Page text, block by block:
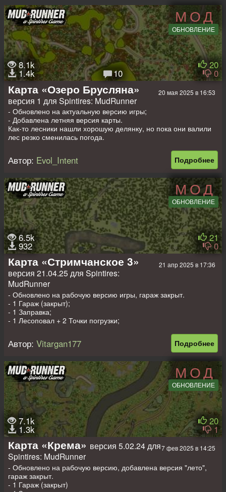
Размер карты : 800х800 метров. (лето и осень)
Всем приятных покатушек!))
МОД
ОБНОВЛЕНИЕ
8.1k
1.4k 10
20
0
20 мая 2025 в 16:53
Карта «Озеро Брусляна»
версия 1 для Spintires: MudRunner
- Обновлено на актуальную версию игры;
- Добавлена летняя версия карты.
Как-то лесники нашли хорошую делянку, но пока они валили
лес резко сменилась погода.
всю местность, но получилось так, что делянка оказалась в
самом низком месте.
Поэтому его затопило, после чего там образовалась болото.
И для того, чтобы вывезти лес, нас наняли как лучших
специалистов развести все остатки лесоповала.
P.S.: на болоте будьте бдительны, необдуманные поступки
могут привезти к сильным затруднениям (много скрытых
ловушек)!
- 1 Гараж (закрыт);
- 3 Слота для авто
- 4 Точки разведки;
- 1 Топливная станция;
- 1 Точка погрузки + 1 Погрузка брёвен + 1
Полуавтоматическая погрузка;
- 5 Лесопилок.
Размер карты: 512 на 512 метров (лето; осень)
Подробнее
Автор: Evol_Intent
МОД
ОБНОВЛЕНИЕ
6.5k
932
21
0
21 апр 2025 в 17:36
Карта «Стримчанское 3»
версия 21.04.25 для Spintires:
MudRunner
- Обновлено на рабочую версию игры, гараж закрыт.
- 1 Гараж (закрыт);
- 1 Заправка;
- 1 Лесоповал + 2 Точки погрузки;
- 2 Авто на старте.
Размер карты: 640х640 метров (осень; лето)
Всем приятных покатушек!))
Подробнее
Автор: Vitargan177
МОД
ОБНОВЛЕНИЕ
7.1k
1.3k
20
1
7 фев 2025 в 14:25
Карта «Крема» версия 5.02.24 для
Spintires: MudRunner
- Обновлено на рабочую версию, добавлена версия "лето",
гараж закрыт.
- 1 Гараж (закрыт)